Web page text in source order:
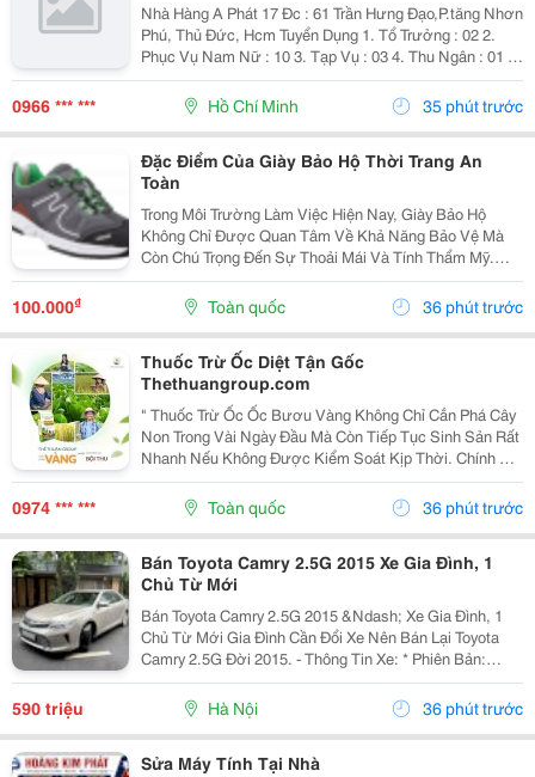
Nhà Hàng A Phát 17 Đc : 61 Trần Hưng Đạo,P.tăng Nhơn
Phú, Thủ Đức, Hcm Tuyển Dụng 1. Tổ Trưởng : 02 2.
Phục Vụ Nam Nữ : 10 3. Tạp Vụ : 03 4. Thu Ngân : 01 5.
Tiếp Thực : 02 6. Tả Hổ : 02 Mức Lương + Phụ Cấp :
Thoả Thuận Khi Phỏng...
0966 *** *** Hồ Chí Minh 35 phút trước
Đặc Điểm Của Giày Bảo Hộ Thời Trang An
Toàn
Trong Môi Trường Làm Việc Hiện Nay, Giày Bảo Hộ
Không Chỉ Được Quan Tâm Về Khả Năng Bảo Vệ Mà
Còn Chú Trọng Đến Sự Thoải Mái Và Tính Thẩm Mỹ.
Chính Vì Vậy, Giày Bảo Hộ Thời Trang An Toàn Đang Trở
Thành Lựa Chọn Được Nhiều Người Lao Động, Kỹ Sư
100.000₫ Toàn quốc 36 phút trước
Thuốc Trừ Ốc Diệt Tận Gốc
Thethuangroup.com
" Thuốc Trừ Ốc Ốc Bươu Vàng Không Chỉ Cắn Phá Cây
Non Trong Vài Ngày Đầu Mà Còn Tiếp Tục Sinh Sản Rất
Nhanh Nếu Không Được Kiểm Soát Kịp Thời. Chính Vì
Vậy, Khi Tìm Kiếm Giải Pháp Phòng Trừ, Nhiều Bà Con
Thường Đặt Ra Một Mong Muốn Rất Rõ Ràng: Xử Lý...
0974 *** *** Toàn quốc 36 phút trước
Bán Toyota Camry 2.5G 2015 Xe Gia Đình, 1
Chủ Từ Mới
Bán Toyota Camry 2.5G 2015 &Ndash; Xe Gia Đình, 1
Chủ Từ Mới Gia Đình Cần Đổi Xe Nên Bán Lại Toyota
Camry 2.5G Đời 2015. - Thông Tin Xe: * Phiên Bản:
Toyota Camry 2.5G * Năm Sản Xuất: 2015 * Odo: 11 Vạn
Km * Xe 1 Chủ Từ Đầu * Xuất Hóa Đơn Công...
590 triệu Hà Nội 36 phút trước
Sửa Máy Tính Tại Nhà